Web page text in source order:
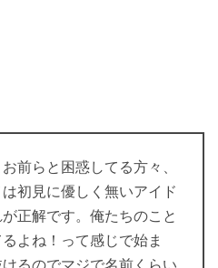
前らと困惑してる方々、
初見に優しく無いアイド
正解です。俺たちのこと
よね！って感じで始ま
るのでマジで名前くらい